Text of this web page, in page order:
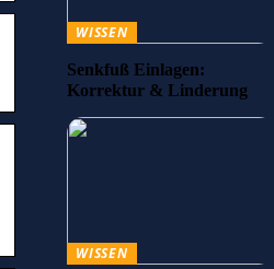
WISSEN
Senkfuß Einlagen:
Korrektur & Linderung
WISSEN